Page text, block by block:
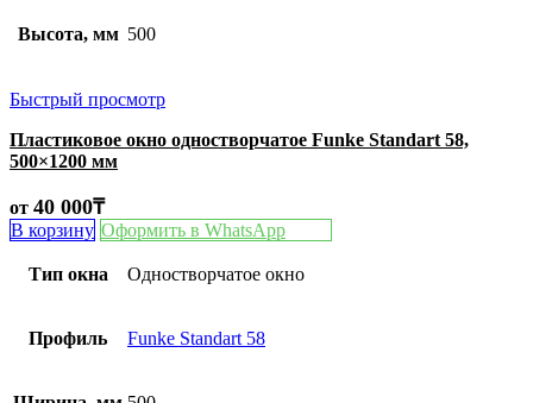
Высота, мм 500
Быстрый просмотр
Пластиковое окно одностворчатое Funke Standart 58,
500×1200 мм
от 40 000₸
В корзину Оформить в WhatsApp
Тип окна Одностворчатое окно
Профиль Funke Standart 58